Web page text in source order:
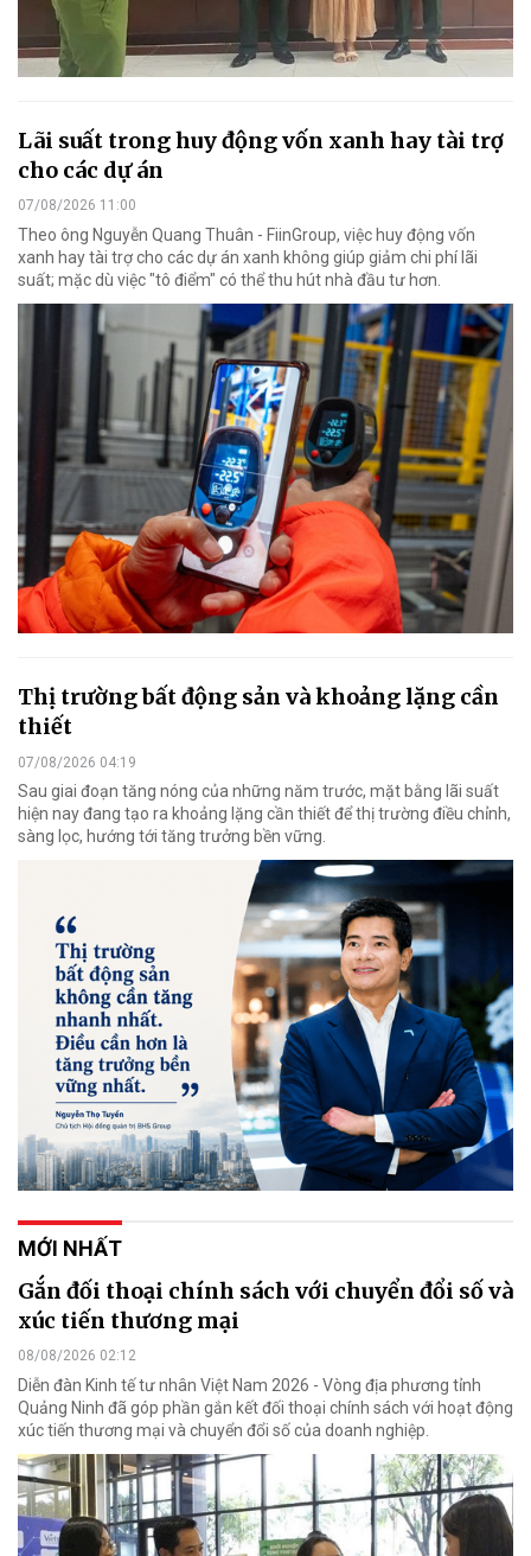
Lãi suất trong huy động vốn xanh hay tài trợ
cho các dự án
07/08/2026 11:00
Theo ông Nguyễn Quang Thuân - FiinGroup, việc huy động vốn
xanh hay tài trợ cho các dự án xanh không giúp giảm chi phí lãi
suất; mặc dù việc "tô điểm" có thể thu hút nhà đầu tư hơn.
Thị trường bất động sản và khoảng lặng cần
thiết
07/08/2026 04:19
Sau giai đoạn tăng nóng của những năm trước, mặt bằng lãi suất
hiện nay đang tạo ra khoảng lặng cần thiết để thị trường điều chỉnh,
sàng lọc, hướng tới tăng trưởng bền vững.
MỚI NHẤT
Gắn đối thoại chính sách với chuyển đổi số và
xúc tiến thương mại
08/08/2026 02:12
Diễn đàn Kinh tế tư nhân Việt Nam 2026 - Vòng địa phương tỉnh
Quảng Ninh đã góp phần gắn kết đối thoại chính sách với hoạt động
xúc tiến thương mại và chuyển đổi số của doanh nghiệp.